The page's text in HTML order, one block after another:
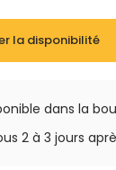
la disponibilité
dans la
2 à 3 jours